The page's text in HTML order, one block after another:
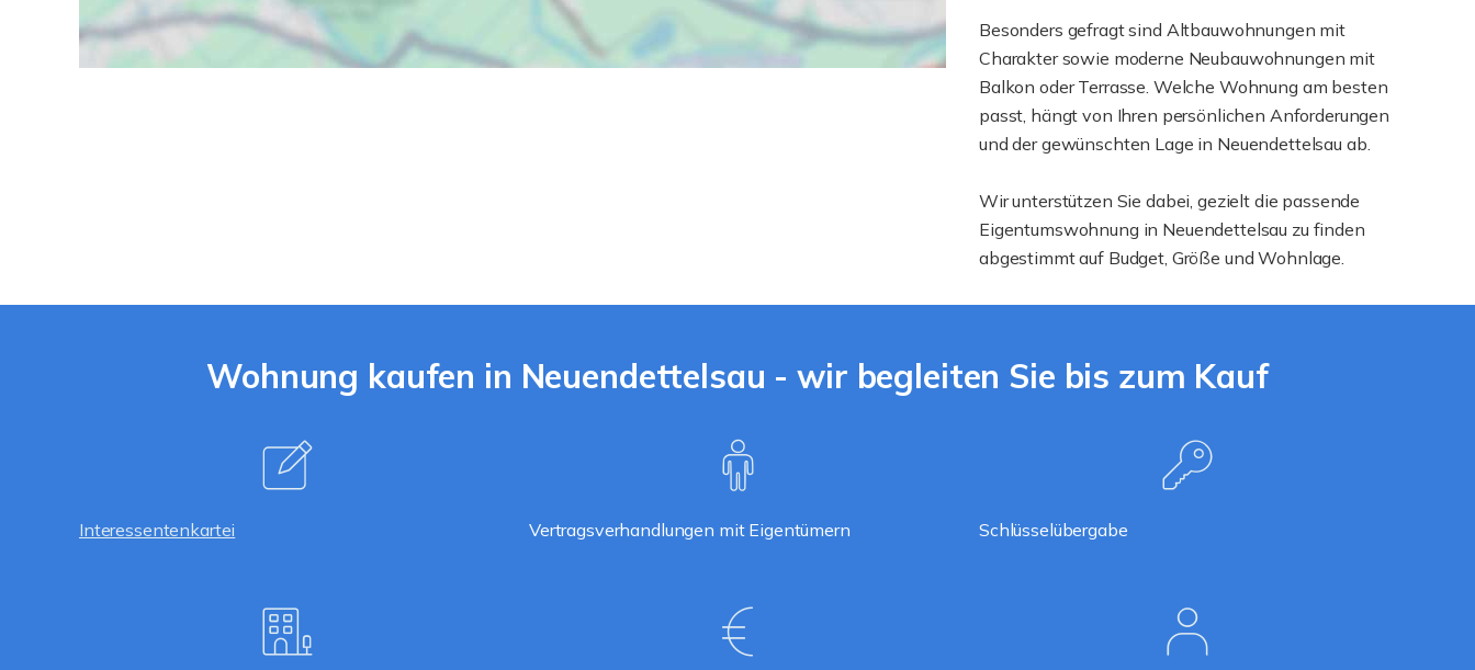
Besonders gefragt sind Altbauwohnungen mit
Charakter sowie moderne Neubauwohnungen mit
Balkon oder Terrasse. Welche Wohnung am besten
passt, hängt von Ihren persönlichen Anforderungen
und der gewünschten Lage in Neuendettelsau ab.
Wir unterstützen Sie dabei, gezielt die passende
Eigentumswohnung in Neuendettelsau zu finden
abgestimmt auf Budget, Größe und Wohnlage.
Wohnung kaufen in Neuendettelsau - wir begleiten Sie bis zum Kauf
Interessentenkartei Vertragsverhandlungen mit Eigentümern Schlüsselübergabe